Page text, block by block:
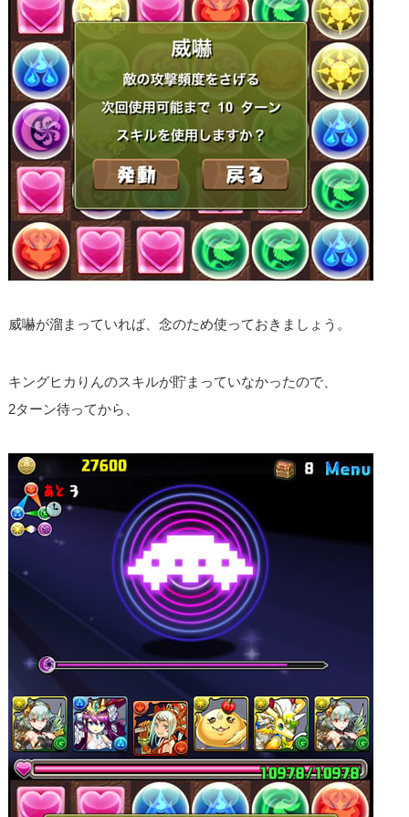
威嚇が溜まっていれば、念のため使っておきましょう。
キングヒカりんのスキルが貯まっていなかったので、
2ターン待ってから、